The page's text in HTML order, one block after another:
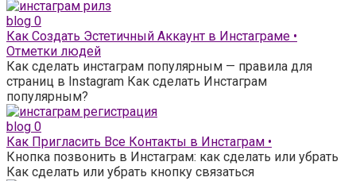
blog 0
Как Создать Эстетичный Аккаунт в Инстаграме •
Отметки людей
Как сделать инстаграм популярным — правила для
страниц в Instagram Как сделать Инстаграм
популярным?
blog 0
Как Пригласить Все Контакты в Инстаграм •
Кнопка позвонить в Инстаграм: как сделать или убрать
Как сделать или убрать кнопку связаться